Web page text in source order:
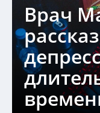
Врач